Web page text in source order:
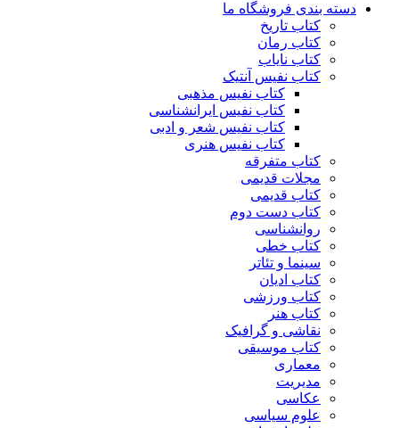
دسته بندی فروشگاه ما
کتاب تاریخ
کتاب رمان
کتاب نایاب
کتاب نفیس آنتیک
کتاب نفیس مذهبی
کتاب نفیس ایرانشناسی
کتاب نفیس شعر و ادبی
کتاب نفیس هنری
کتاب متفرقه
مجلات قدیمی
کتاب قدیمی
کتاب دست دوم
روانشناسی
کتاب خطی
سینما و تئاتر
کتاب ادیان
کتاب ورزشی
کتاب هنر
نقاشی و گرافیک
کتاب موسیقی
معماری
مدیریت
عکاسی
علوم سیاسی